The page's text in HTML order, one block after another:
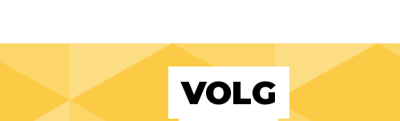
VOLG